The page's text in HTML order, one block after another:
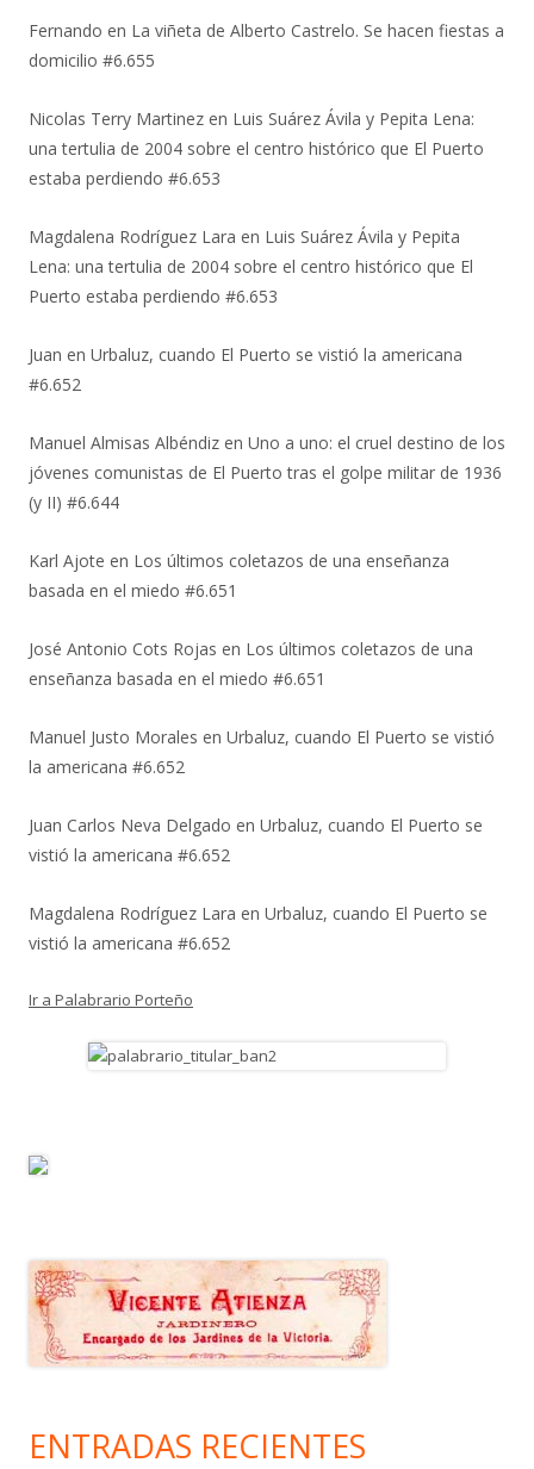
Fernando en La viñeta de Alberto Castrelo. Se hacen fiestas a
domicilio #6.655
Nicolas Terry Martinez en Luis Suárez Ávila y Pepita Lena:
una tertulia de 2004 sobre el centro histórico que El Puerto
estaba perdiendo #6.653
Magdalena Rodríguez Lara en Luis Suárez Ávila y Pepita
Lena: una tertulia de 2004 sobre el centro histórico que El
Puerto estaba perdiendo #6.653
Juan en Urbaluz, cuando El Puerto se vistió la americana
#6.652
Manuel Almisas Albéndiz en Uno a uno: el cruel destino de los
jóvenes comunistas de El Puerto tras el golpe militar de 1936
(y II) #6.644
Karl Ajote en Los últimos coletazos de una enseñanza
basada en el miedo #6.651
José Antonio Cots Rojas en Los últimos coletazos de una
enseñanza basada en el miedo #6.651
Manuel Justo Morales en Urbaluz, cuando El Puerto se vistió
la americana #6.652
Juan Carlos Neva Delgado en Urbaluz, cuando El Puerto se
vistió la americana #6.652
Magdalena Rodríguez Lara en Urbaluz, cuando El Puerto se
vistió la americana #6.652
Ir a Palabrario Porteño
ENTRADAS RECIENTES